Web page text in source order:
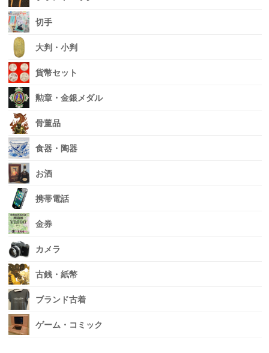
切手
大判・小判
貨幣セット
勲章・金銀メダル
骨董品
食器・陶器
お酒
携帯電話
金券
カメラ
古銭・紙幣
ブランド古着
ゲーム・コミック